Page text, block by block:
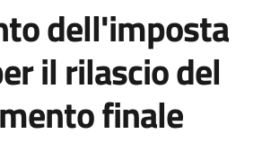
dell'imposta
il rilascio del
finale